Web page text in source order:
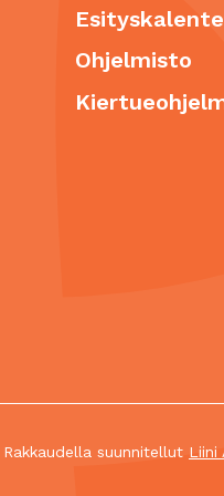
Ohjelmisto
suunnitellut Liini